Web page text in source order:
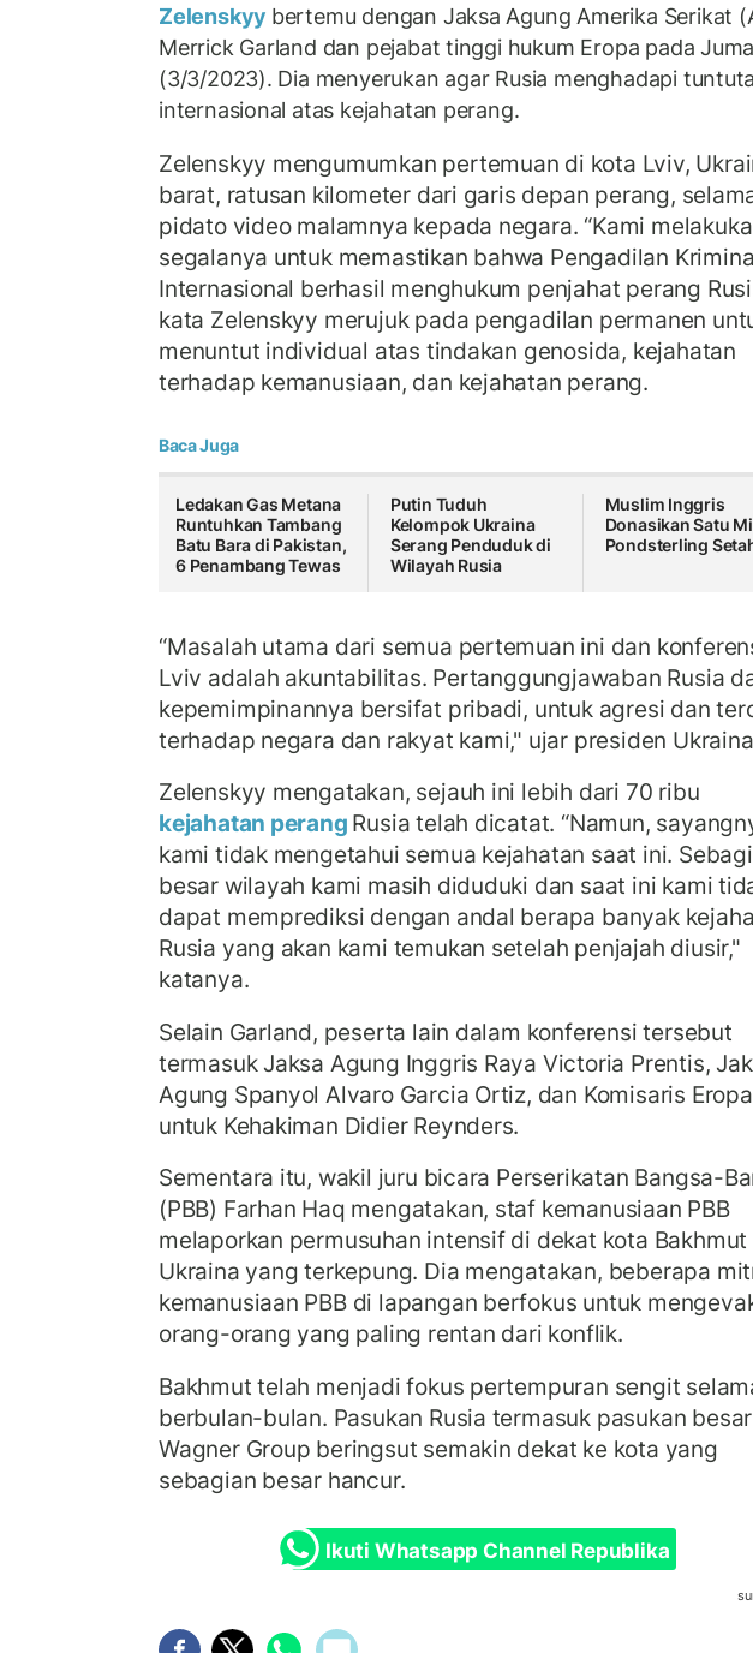
Zelenskyy bertemu dengan Jaksa Agung Amerika Serikat
Merrick Garland dan pejabat tinggi hukum Eropa pada
(3/3/2023). Dia menyerukan agar Rusia menghadapi
internasional atas kejahatan perang.
Zelenskyy mengumumkan pertemuan di kota Lviv,
barat, ratusan kilometer dari garis depan perang,
pidato video malamnya kepada negara. “Kami
segalanya untuk memastikan bahwa Pengadilan
Internasional berhasil menghukum penjahat perang
kata Zelenskyy merujuk pada pengadilan permanen
menuntut individual atas tindakan genosida, kejahatan
terhadap kemanusiaan, dan kejahatan perang.
Baca Juga
Ledakan Gas Metana
Runtuhkan Tambang
Batu Bara di Pakistan,
6 Penambang Tewas
Putin Tuduh
Kelompok Ukraina
Serang Penduduk di
Wilayah Rusia
Muslim Inggris
Donasikan Satu
Pondsterling
“Masalah utama dari semua pertemuan ini dan
Lviv adalah akuntabilitas. Pertanggungjawaban Rusia
kepemimpinannya bersifat pribadi, untuk agresi dan
terhadap negara dan rakyat kami," ujar presiden
Zelenskyy mengatakan, sejauh ini lebih dari 70 ribu
kejahatan perang Rusia telah dicatat. “Namun,
kami tidak mengetahui semua kejahatan saat ini.
besar wilayah kami masih diduduki dan saat ini kami
dapat memprediksi dengan andal berapa banyak
Rusia yang akan kami temukan setelah penjajah diusir,"
katanya.
Selain Garland, peserta lain dalam konferensi tersebut
termasuk Jaksa Agung Inggris Raya Victoria Prentis,
Agung Spanyol Alvaro Garcia Ortiz, dan Komisaris Eropa
untuk Kehakiman Didier Reynders.
Sementara itu, wakil juru bicara Perserikatan Bangsa-
(PBB) Farhan Haq mengatakan, staf kemanusiaan PBB
melaporkan permusuhan intensif di dekat kota Bakhmut
Ukraina yang terkepung. Dia mengatakan, beberapa
kemanusiaan PBB di lapangan berfokus untuk
orang-orang yang paling rentan dari konflik.
Bakhmut telah menjadi fokus pertempuran sengit
berbulan-bulan. Pasukan Rusia termasuk pasukan
Wagner Group beringsut semakin dekat ke kota yang
sebagian besar hancur.
Ikuti Whatsapp Channel Republika